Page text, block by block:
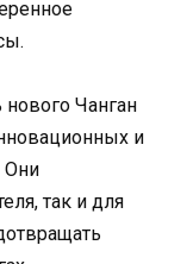
нового Чанган
и
Они
так и для